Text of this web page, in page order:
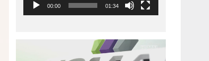
00:00 01:34